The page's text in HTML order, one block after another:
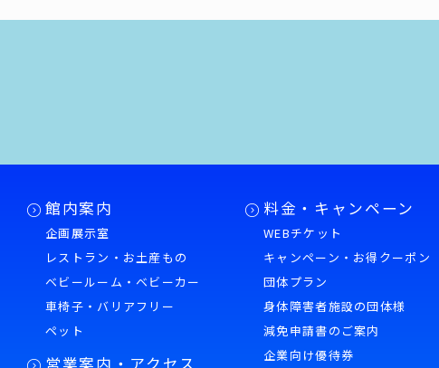
館内案内
企画展示室
レストラン・お土産もの
ベビールーム・ベビーカー
車椅子・バリアフリー
ペット
営業案内・アクセス
料金・キャンペーン
WEBチケット
キャンペーン・お得クーポン
団体プラン
身体障害者施設の団体様
減免申請書のご案内
企業向け優待券